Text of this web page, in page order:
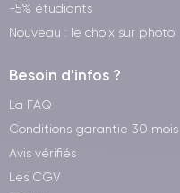
-5% étudiants
Nouveau : le choix sur photo
Besoin d'infos ?
La FAQ
Conditions garantie 30 mois
Avis vérifiés
Les CGV